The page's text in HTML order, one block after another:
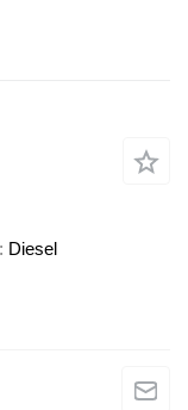
Diesel